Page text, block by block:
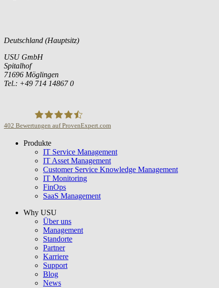
Deutschland (Hauptsitz)
USU GmbH
Spitalhof
71696 Möglingen
Tel.: +49 714 14867 0
USU GmbH
402 Bewertungen auf ProvenExpert.com
Produkte
IT Service Management
IT Asset Management
Customer Service Knowledge Management
IT Monitoring
FinOps
SaaS Management
Why USU
Über uns
Management
Standorte
Partner
Karriere
Support
Blog
News